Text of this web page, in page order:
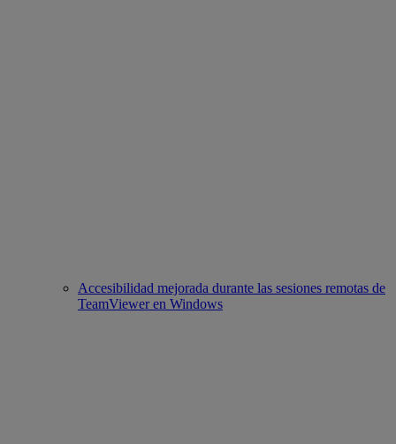
Accesibilidad mejorada durante las sesiones remotas de
TeamViewer en Windows